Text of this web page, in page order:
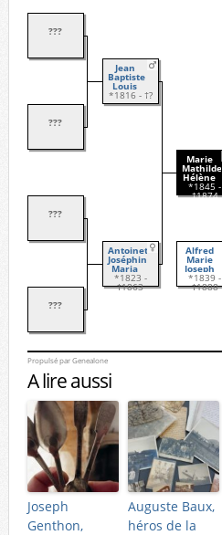
???
???
???
???
Jean
Baptiste
Louis
SABRAN
*1816 - †?
Antoinette
Joséphine
Maria
ROCHE
*1823 -
†1863
Marie
Mathilde
Hélène
SABRAN
*1845 -
†1874
Alfred
Marie
Joseph
GIRODON
*1839 -
†1888
Propulsé par Genealone
A lire aussi
Joseph
Genthon,
Auguste Baux,
héros de la